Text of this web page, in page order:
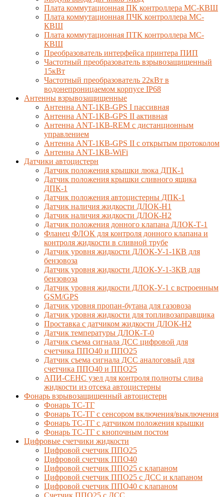
Плата коммутационная ПК контроллера МС-КВШ
Плата коммутационная ПЧК контроллера МС-
КВШ
Плата коммутационная ПТК контроллера МС-
КВШ
Преобразователь интерфейса принтера ПИП
Частотный преобразователь взрывозащищенный
15кВт
Частотный преобразователь 22кВт в
водонепроницаемом корпусе IP68
Антенны взрывозащищенные
Антенна ANT-1КВ-GPS I пассивная
Антенна ANT-1КВ-GPS II активная
Антенна ANT-1КВ-REM c дистанционным
управлением
Антенна ANT-1КВ-GPS II с открытым протоколом
Антенна ANT-1КВ-WiFi
Датчики автоцистерн
Датчик положения крышки люка ДПК-1
Датчик положения крышки сливного ящика
ДПК-1
Датчик положения автоцистерны ДПК-1
Датчик наличия жидкости ДЛОК-Н1
Датчик наличия жидкости ДЛОК-Н2
Датчик положения донного клапана ДЛОК-Т-1
Фланец ФЛОК для контроля донного клапана и
контроля жидкости в сливной трубе
Датчик уровня жидкости ДЛОК-У-1-1КВ для
бензовоза
Датчик уровня жидкости ДЛОК-У-1-3КВ для
бензовоза
Датчик уровня жидкости ДЛОК-У-1 с встроенным
GSM/GPS
Датчик уровня пропан-бутана для газовоза
Датчик уровня жидкости для топливозаправщика
Проставка с датчиком жидкости ДЛОК-Н2
Датчик температуры ДЛОК-Т-0
Датчик съема сигнала ДСС цифровой для
счетчика ППО40 и ППО25
Датчик съема сигнала ДСС аналоговый для
счетчика ППО40 и ППО25
АПИ-СЕНС узел для контроля полноты слива
жидкости из отсека автоцистерны
Фонарь взрывозащищенный автоцистерн
Фонарь ТС-ТГ
Фонарь ТС-ТГ с сенсором включения/выключения
Фонарь ТС-ТГ с датчиком положения крышки
Фонарь ТС-ТГ с кнопочным постом
Цифровые счетчики жидкости
Цифровой счетчик ППО25
Цифровой счетчик ППО40
Цифровой счетчик ППО25 с клапаном
Цифровой счетчик ППО25 с ДСС и клапаном
Цифровой счетчик ППО40 с клапаном
Счетчик ППО25 с ДСС